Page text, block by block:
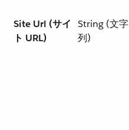
Site Url (サイ
ト URL)
String (文字
列)